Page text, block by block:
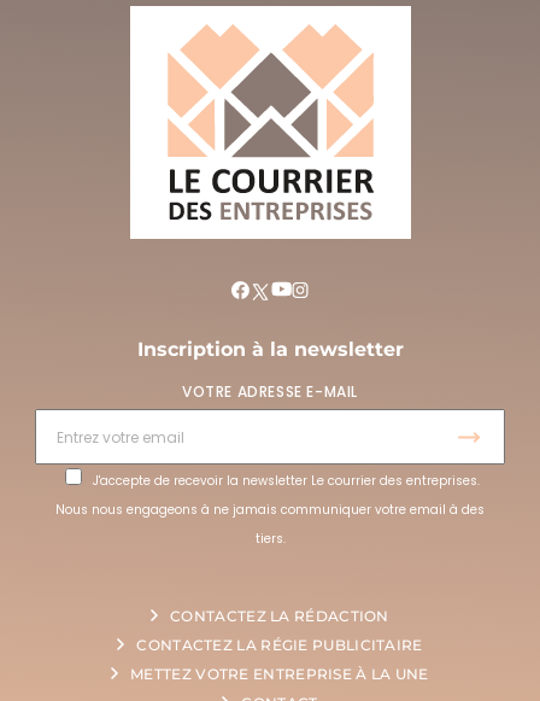
Inscription à la newsletter
VOTRE ADRESSE E-MAIL
J'accepte de recevoir la newsletter Le courrier des entreprises.
Nous nous engageons à ne jamais communiquer votre email à des
tiers.
CONTACTEZ LA RÉDACTION
CONTACTEZ LA RÉGIE PUBLICITAIRE
METTEZ VOTRE ENTREPRISE À LA UNE